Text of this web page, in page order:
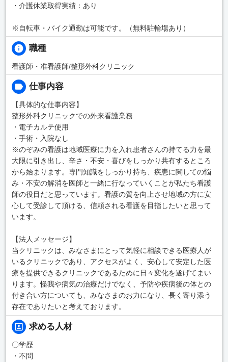
・介護休業取得実績：あり
※自転車・バイク通勤は可能です。（無料駐輪場あり）
職種
看護師・准看護師/整形外科クリニック
仕事内容
【具体的な仕事内容】
整形外科クリニックでの外来看護業務
・電子カルテ使用
・手術・入院なし
※のぞみの看護は地域医療に力を入れ患者さんの持てる力を最
大限に引き出し、辛さ・不安・喜びをしっかり共有するところ
から始まります。専門知識をしっかり持ち、疾患に関しての悩
み・不安の解消を医師と一緒に行なっていくことが私たち看護
師の役目だと思っています。看護の質を向上させ地域の方に安
心して受診して頂ける、信頼される看護を目指したいと思って
います。
【法人メッセージ】
当クリニックは、みなさまにとって気軽に相談できる医療人が
いるクリニックであり、アクセスがよく、安心して安定した医
療を提供できるクリニックであるために日々変化を遂げてまい
ります。怪我や病気の治療だけでなく、予防や疾病後の体との
付き合い方についても、みなさまのお力になり、長く寄り添う
存在でありたいと考えております。
求める人材
〇学歴
・不問